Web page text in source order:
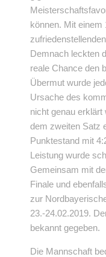
können. Mit einem
Demnach leckten
reale Chance den
Übermut wurde
Ursache des
nicht genau
dem zweiten Satz
Punktestand mit
Leistung wurde
Gemeinsam mit
Finale und
zur
23.-24.02.2019.
bekannt gegeben.
Die Mannschaft